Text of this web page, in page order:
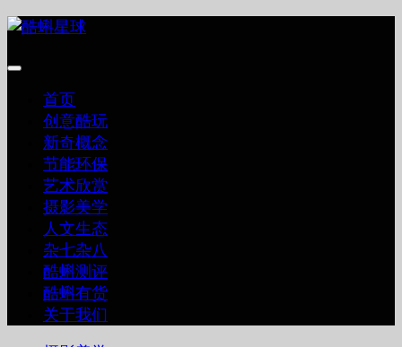
跳
内
首页
创意酷玩
新奇概念
节能环保
艺术欣赏
摄影美学
人文生态
杂七杂八
酷蝌测评
酷蝌有货
关于我们